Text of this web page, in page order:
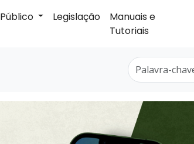
Legislação
Manuais e
Tutoriais